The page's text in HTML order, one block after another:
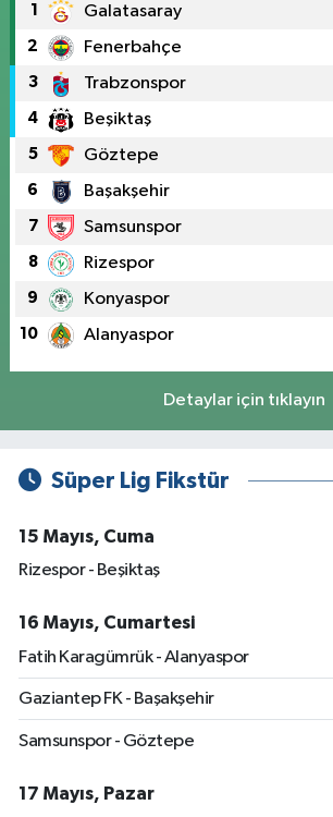
1 Galatasaray
2 Fenerbahçe
3 Trabzonspor
4 Beşiktaş
5 Göztepe
6 Başakşehir
7 Samsunspor
8 Rizespor
9 Konyaspor
10 Alanyaspor
Detaylar için tıklayın
Süper Lig Fikstür
15 Mayıs, Cuma
Rizespor - Beşiktaş
16 Mayıs, Cumartesi
Fatih Karagümrük - Alanyaspor
Gaziantep FK - Başakşehir
Samsunspor - Göztepe
17 Mayıs, Pazar